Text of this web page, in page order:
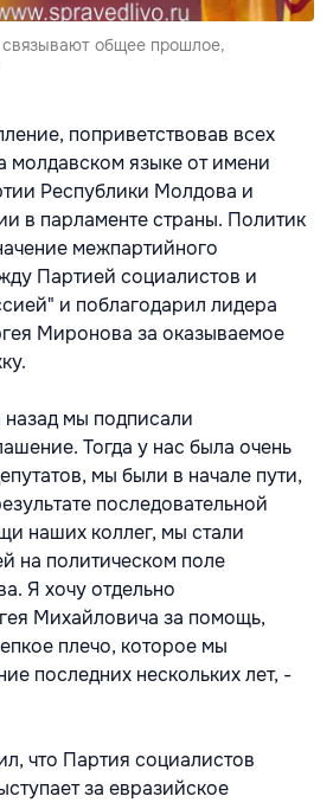
общее прошлое,
поприветствовав всех
молдавском языке от имени
Республики Молдова и
в парламенте страны. Политик
межпартийного
Партией социалистов и
и поблагодарил лидера
Миронова за оказываемое
мы подписали
Тогда у нас была очень
мы были в начале пути,
последовательной
наших коллег, мы стали
на политическом поле
Я хочу отдельно
Михайловича за помощь,
плечо, которое мы
последних нескольких лет, -
что Партия социалистов
за евразийское